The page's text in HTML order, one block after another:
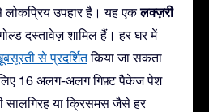
लोकप्रिय उपहार है। यह एकलक्ज़री
दस्तावेज़ शामिल हैं। हर घर में
से प्रदर्शितकिया जा सकता
16 अलग-अलग गिफ़्ट पैकेज पेश
सालगिरह या क्रिसमस जैसे हर